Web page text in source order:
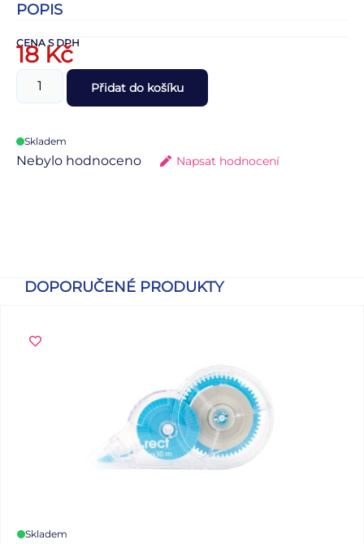
POPIS
CENA S DPH
18Kč
Přidat do košíku
Skladem
Nebylo hodnoceno Napsat hodnocení
DOPORUČENÉ PRODUKTY
Skladem